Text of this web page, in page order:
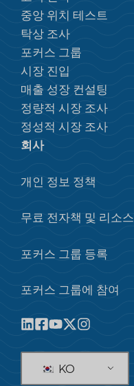
중앙 위치 테스트
탁상 조사
포커스 그룹
시장 진입
매출 성장 컨설팅
정량적 시장 조사
정성적 시장 조사
회사
개인 정보 정책
무료 전자책 및 리소스
포커스 그룹 등록
포커스 그룹에 참여
KO